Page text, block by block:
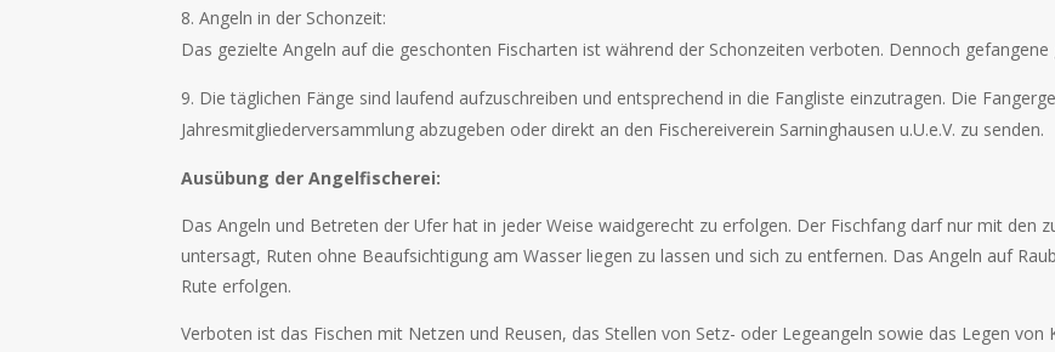
Angeln in der Schonzeit:
Das gezielte Angeln auf die geschonten Fischarten ist während der Schonzeiten verboten. Dennoch
Die täglichen Fänge sind laufend aufzuschreiben und entsprechend in die Fangliste einzutragen. Die
Jahresmitgliederversammlung abzugeben oder direkt an den Fischereiverein Sarninghausen u.U.e.V. zu senden.
Ausübung der Angelfischerei:
Das Angeln und Betreten der Ufer hat in jeder Weise waidgerecht zu erfolgen. Der Fischfang darf nur mit den
untersagt, Ruten ohne Beaufsichtigung am Wasser liegen zu lassen und sich zu entfernen. Das Angeln auf
Rute erfolgen.
Verboten ist das Fischen mit Netzen und Reusen, das Stellen von Setz- oder Legeangeln sowie das Legen von